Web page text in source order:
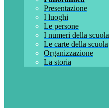
Presentazione
I luoghi
Le persone
I numeri della scuola
Le carte della scuola
Organizzazione
La storia